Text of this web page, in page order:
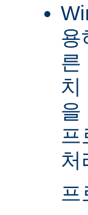
용
른
치
을
프
처
프